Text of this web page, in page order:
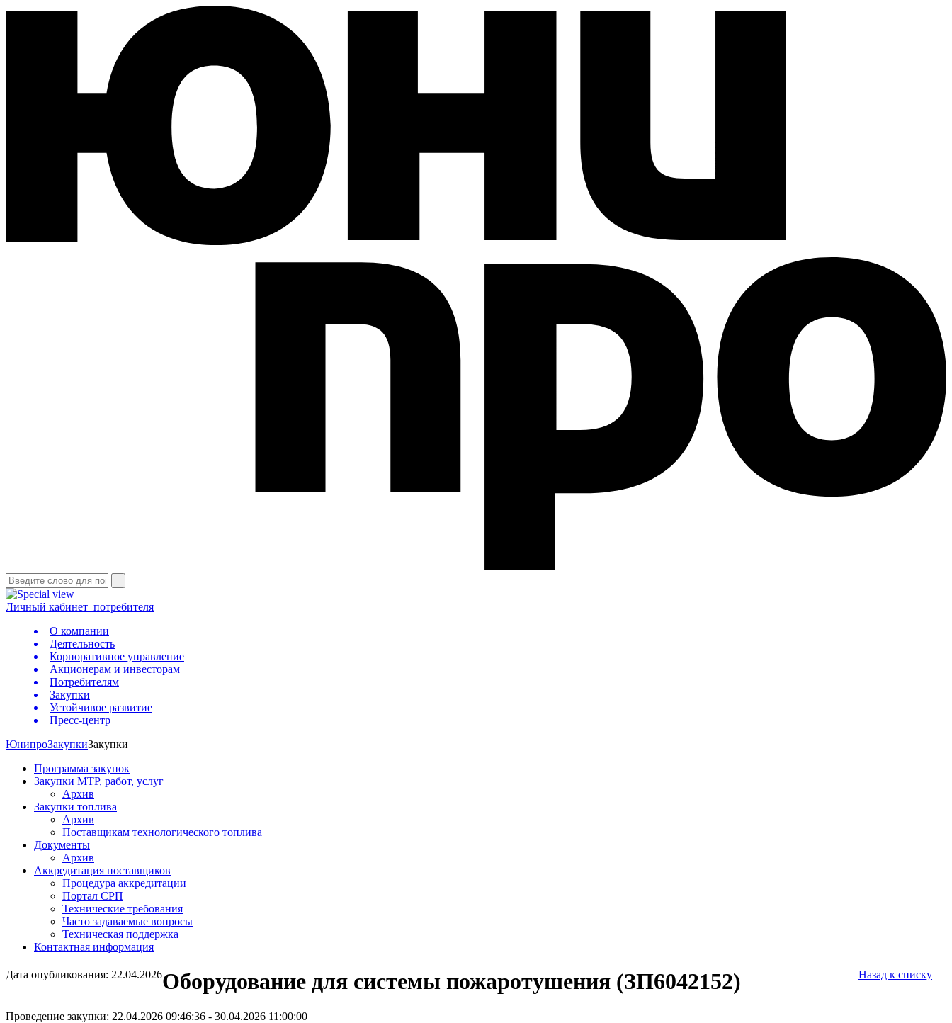
Личный кабинет потребителя
О компании
Деятельность
Корпоративное управление
Акционерам и инвесторам
Потребителям
Закупки
Устойчивое развитие
Пресс-центр
ЮнипроЗакупкиЗакупки
Программа закупок
Закупки МТР, работ, услуг
Архив
Закупки топлива
Архив
Поставщикам технологического топлива
Документы
Архив
Аккредитация поставщиков
Процедура аккредитации
Портал СРП
Технические требования
Часто задаваемые вопросы
Техническая поддержка
Контактная информация
Дата опубликования: 22.04.2026 Назад к списку
Оборудование для системы пожаротушения (ЗП6042152)
Проведение закупки: 22.04.2026 09:46:36 - 30.04.2026 11:00:00